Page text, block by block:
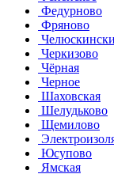
Федурново
Фряново
Черкизово
Чёрная
Черное
Шаховская
Шелудьково
Щемилово
Юсупово
Ямская